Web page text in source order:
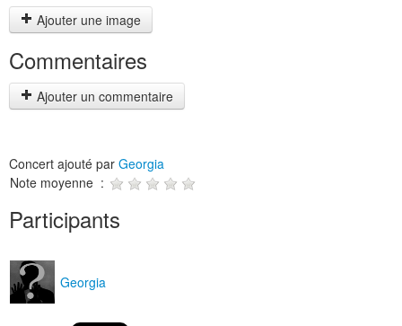
Ajouter une image
Commentaires
Ajouter un commentaire
Concert ajouté par Georgia
Note moyenne :
Participants
Georgia